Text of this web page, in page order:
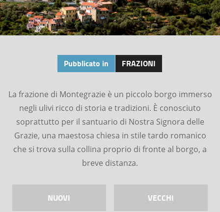
Pubblicato in FRAZIONI
La frazione di Montegrazie è un piccolo borgo immerso
negli ulivi ricco di storia e tradizioni. È conosciuto
soprattutto per il santuario di Nostra Signora delle
Grazie, una maestosa chiesa in stile tardo romanico
che si trova sulla collina proprio di fronte al borgo, a
breve distanza.
NUOVI VECCHI